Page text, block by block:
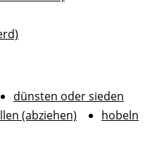
dünsten oder sieden
(abziehen) hobeln